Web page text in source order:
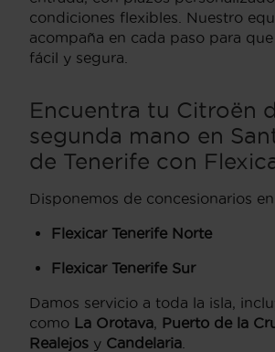
condiciones flexibles. Nuestro
acompaña en cada paso para
fácil y segura.
Encuentra tu Citroën
segunda mano en
de Tenerife con
Disponemos de concesionarios
Flexicar Tenerife Norte
Flexicar Tenerife Sur
Damos servicio a toda la isla,
como La Orotava Puerto de la
Realejos y Candelaria